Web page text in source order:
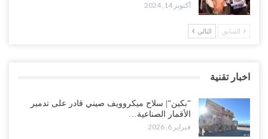
أكتوبر 14, 2024
السابق التالي
اخبار تقنية
“بكين“| سلاح ميكروويف صيني قادر على تدمير
الأقمار الصناعية…
فبراير 6, 2026